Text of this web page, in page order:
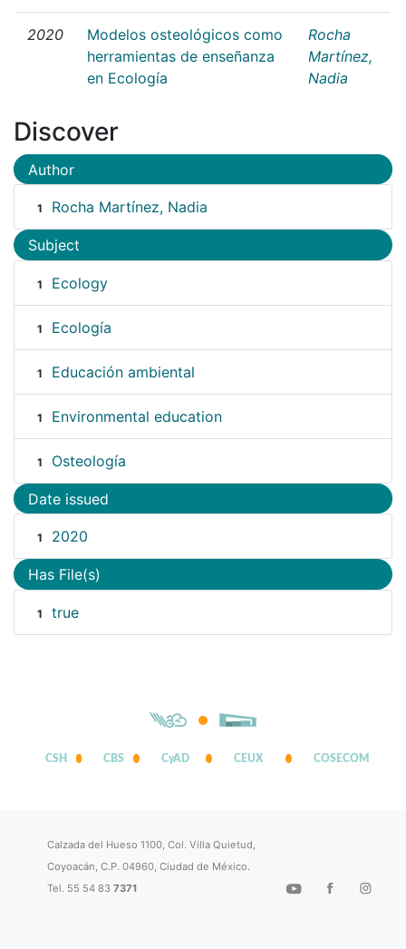
2020
Modelos osteológicos como
herramientas de enseñanza
en Ecología
Rocha
Martínez,
Nadia
Discover
Author
1 Rocha Martínez, Nadia
Subject
1 Ecology
1 Ecología
1 Educación ambiental
1 Environmental education
1 Osteología
Date issued
1 2020
Has File(s)
1 true
CSH CBS CyAD CEUX COSECOM
Calzada del Hueso 1100, Col. Villa Quietud,
Coyoacán, C.P. 04960, Ciudad de México.
Tel. 55 54 837371